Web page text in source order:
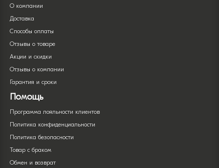
О компании
Доставка
Способы оплаты
Отзывы о товаре
Акции и скидки
Отзывы о компании
Гарантия и сроки
Помощь
Программа лояльности клиентов
Политика конфиденциальности
Политика безопасности
Товар с браком
Обмен и возврат